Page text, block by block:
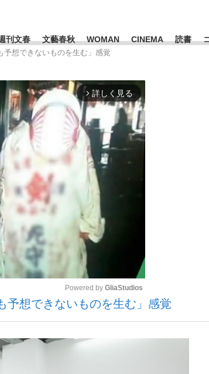
... 「最悪の空気のまま解散」WBC日
... 「クマが悪者扱いされているのが悲
刊文春 文藝春秋 WOMAN CINEMA 読書
後藤真希 #森岡毅 #城彰二 #内田有紀
想できないものを生む」感覚
arrow_forward_ios 詳しく見る
Mute
Powered by GliaStudios
想できないものを生む」感覚